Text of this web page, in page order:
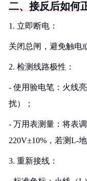
二、接反后如何
1. 立即断电：
关闭总闸，避免触电
2. 检测线路极性：
- 使用验电笔：火线
扰）；
- 万用表测量：将表
220V±10%，若测L-
3. 重新接线：